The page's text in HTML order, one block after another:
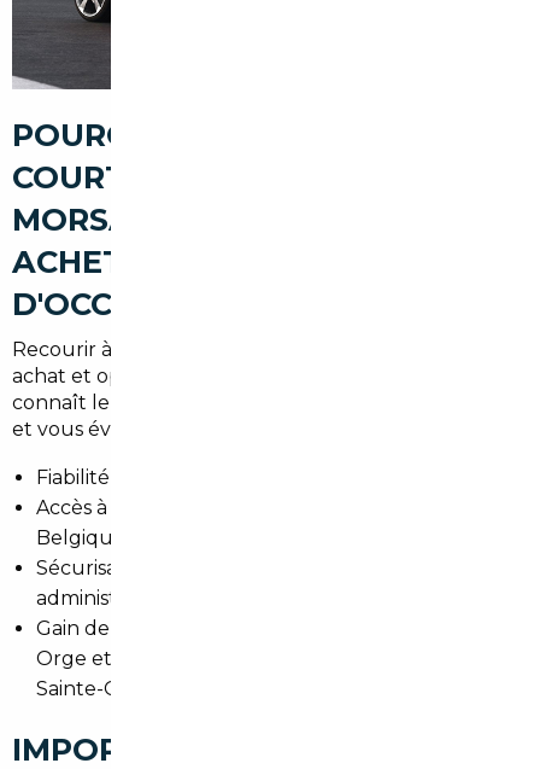
POURQUOI PASSER PAR UN
COURTIER AUTOMOBILE À
MORSANG-SUR-ORGE POUR
ACHETER UNE VOITURE
D'OCCASION
Recourir à un courtier local, c'est sécuriser votre
achat et optimiser votre budget. Un professionnel
connaît le marché local et européen, vérifie les offres
et vous évite les arnaques. Avantages :
Fiabilité des annonces et contrôle des documents.
Accès à un réseau de vendeurs en Allemagne,
Belgique et Europe.
Sécurisation des transactions et support
administratif.
Gain de temps pour les habitants de Morsang-sur-
Orge et des communes voisines (Viry-Châtillon,
Sainte-Geneviève-des-Bois).
IMPORT DE VOITURES